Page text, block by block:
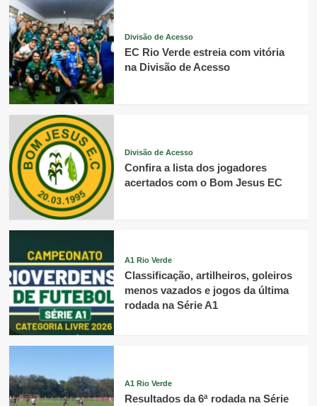
Divisão de Acesso
EC Rio Verde estreia com vitória
na Divisão de Acesso
Divisão de Acesso
Confira a lista dos jogadores
acertados com o Bom Jesus EC
A1 Rio Verde
Classificação, artilheiros, goleiros
menos vazados e jogos da última
rodada na Série A1
A1 Rio Verde
Resultados da 6ª rodada na Série